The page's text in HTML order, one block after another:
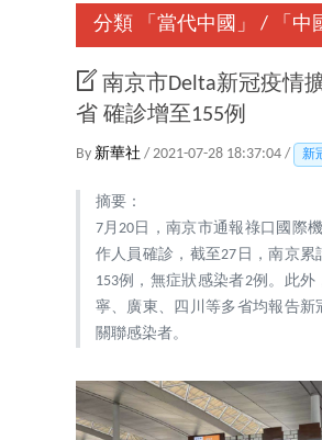
分類 「當代中國」 / 「中
南京市Delta新冠疫情
省 確診增至155例
By 新華社 / 2021-07-28 18:37:04 / 新
摘要：
7月20日，南京市通報祿口國際
作人員確診，截至27日，南京累
153例，無症狀感染者2例。此外
寧、廣東、四川等多省均報告新
關聯感染者。